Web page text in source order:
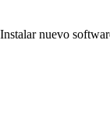
nuevo